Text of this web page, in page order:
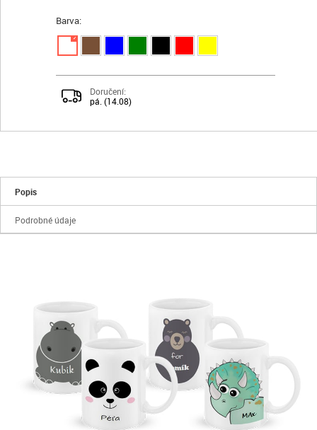
Barva:
✓
Doručení:
pá. (14.08)
Popis
Podrobné údaje